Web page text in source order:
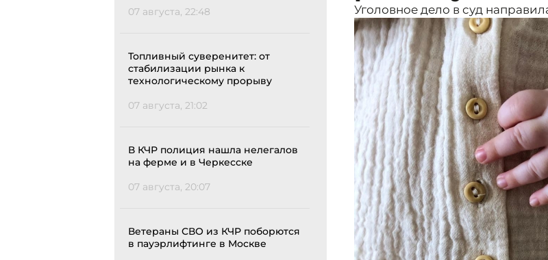
07 августа, 22:48
Топливный суверенитет: от
стабилизации рынка к
технологическому прорыву
07 августа, 21:02
В КЧР полиция нашла нелегалов
на ферме и в Черкесске
07 августа, 20:07
Ветераны СВО из КЧР поборются
в пауэрлифтинге в Москве
Уголовное дело в суд